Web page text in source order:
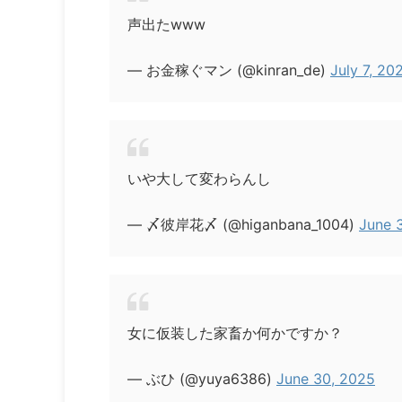
声出たwww
— お金稼ぐマン (@kinran_de) July 7,
いや大して変わらんし
— 〆彼岸花〆 (@higanbana_1004) June
女に仮装した家畜か何かですか？
— ぶひ (@yuya6386) June 30, 2025